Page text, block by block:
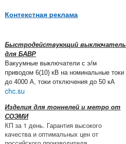
Контекстная реклама
Быстродействующий выключатель
для БАВР
Вакуумные выключатели с э/м
приводом 6(10) кВ на номинальные токи
до 4000 А, токи отключения до 50 кА
chc.su
Изделия для тоннелей и метро от
СОЭМИ
КП за 1 день. Гарантия высокого
качества и оптимальных цен от